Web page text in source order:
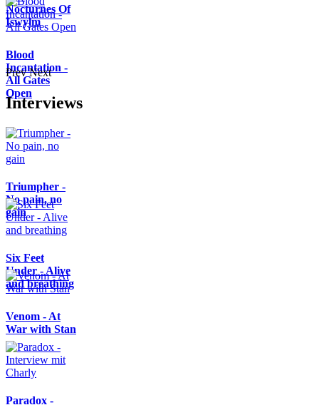
Nocturnes Of
Iswylm
Blood
Incantation -
All Gates
Open
Prev Next
Interviews
Triumpher -
No pain, no
gain
Six Feet
Under - Alive
and breathing
Venom - At
War with Stan
Paradox -